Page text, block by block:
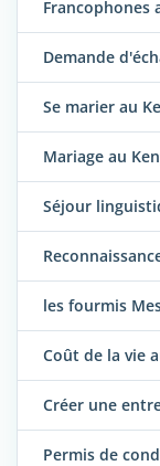
Francophones
Demande
Se marier au
Mariage au
Séjour
les fourmis
Coût de la vie
Créer une
Permis de